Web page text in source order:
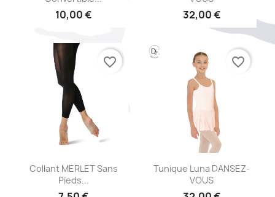
10,00 € 32,00 €
Aperçu rapide
Collant MERLET Sans
Pieds...
favorite_border
Aperçu rapide
Tunique Luna DANSEZ-
VOUS
favorite_border